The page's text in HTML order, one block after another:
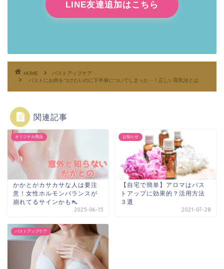
LINE友達追加はこちら
HOME
バストアップケア
バストにお肉をつけたいのに下半身についてしまった‥！正しい育乳法とは
関連記事
オリジナル商品
かかとがカサカサな人は要注
意！女性ホルモンバランスが
崩れてるサインかも👠
2025-06-15
お知らせ
【自宅で簡単】アロマはバス
トアップに効果的？活用方法
３選
2021-07-28
バストアップケア